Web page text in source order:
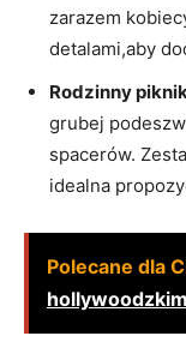
zarazem
detalami,aby
Rodzinny
grubej
spacerów.
idealna
Polecane dla